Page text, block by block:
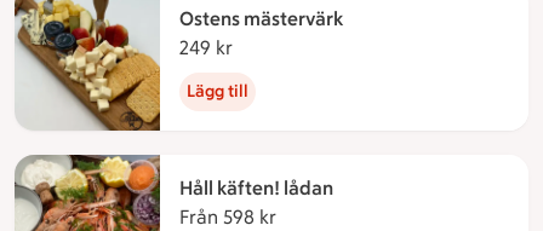
Ostens mästervärk
249 kr
Lägg till
Håll käften! lådan
Från 598 kr